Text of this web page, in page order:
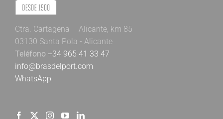
Ctra. Cartagena – Alicante, km 85
03130 Santa Pola - Alicante
Teléfono +34 965 41 33 47
info@brasdelport.com
WhatsApp